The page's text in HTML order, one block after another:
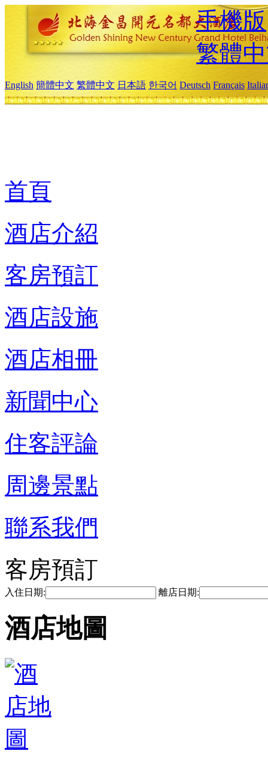
手機版
繁體
English 簡體中文 繁體中文 日本語 한국어 Deutsch Français
首頁
酒店介紹
客房預訂
酒店設施
酒店相冊
新聞中心
住客評論
周邊景點
聯系我們
客房預訂
入住日期: 離店日期:
酒店地圖